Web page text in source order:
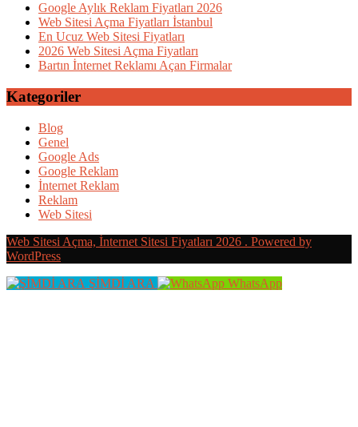
Google Aylık Reklam Fiyatları 2026
Web Sitesi Açma Fiyatları İstanbul
En Ucuz Web Sitesi Fiyatları
2026 Web Sitesi Açma Fiyatları
Bartın İnternet Reklamı Açan Firmalar
Kategoriler
Blog
Genel
Google Ads
Google Reklam
İnternet Reklam
Reklam
Web Sitesi
Web Sitesi Açma, İnternet Sitesi Fiyatları 2026 . Powered by
WordPress
ŞİMDİ ARA
WhatsApp